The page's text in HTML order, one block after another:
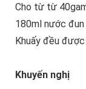
Cho từ từ
180ml nước
Khuấy đều
Khuyến nghị